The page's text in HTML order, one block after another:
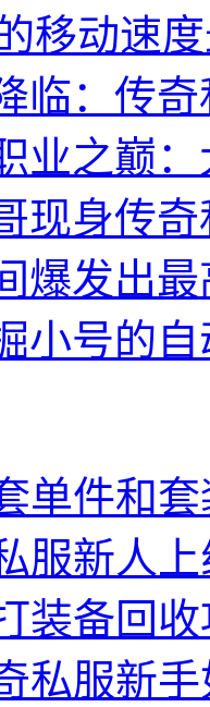
移动速
临：传
业之巅
现身传
爆发出
小号的
单件和
服新人
装备回
私服新